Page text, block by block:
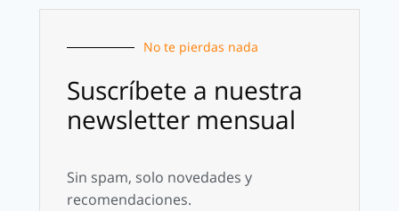
No te pierdas nada
Suscríbete a nuestra
newsletter mensual
Sin spam, solo novedades y
recomendaciones.